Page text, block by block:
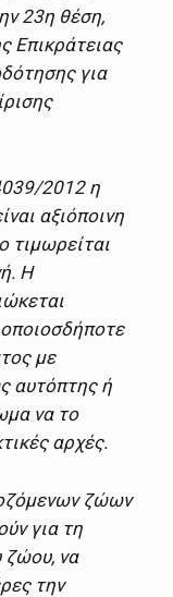
23η θέση,
Επικράτειας
για
2012 η
αξιόποινη
τιμωρείται
Η
οποιοσδήποτε
με
αυτόπτης ή
να το
αρχές.
ζώων
για τη
ζώου, να
την